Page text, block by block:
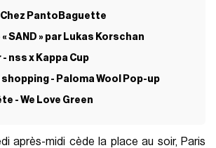
Chez PantoBaguette
SAND » par Lukas Korschan
- nss x Kappa Cup
- Paloma Wool Pop-up
- We Love Green
après-midi cède la place au soir, Paris